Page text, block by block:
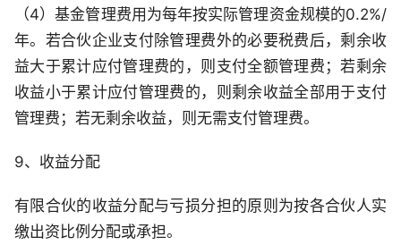
（4）基金管理费用为每年按实际管理资金规模的0.2%/
年。若合伙企业支付除管理费外的必要税费后，剩余收
益大于累计应付管理费的，则支付全额管理费；若剩余
收益小于累计应付管理费的，则剩余收益全部用于支付
管理费；若无剩余收益，则无需支付管理费。
9、收益分配
有限合伙的收益分配与亏损分担的原则为按各合伙人实
缴出资比例分配或承担。